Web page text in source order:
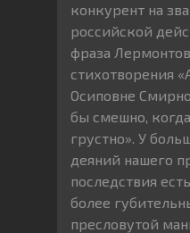
конкурент на
российской
фраза
стихотворения
Осиповне
бы смешно,
грустно». У
деяний нашего
последствия
более
пресловутой